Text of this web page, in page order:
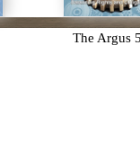
The Argus